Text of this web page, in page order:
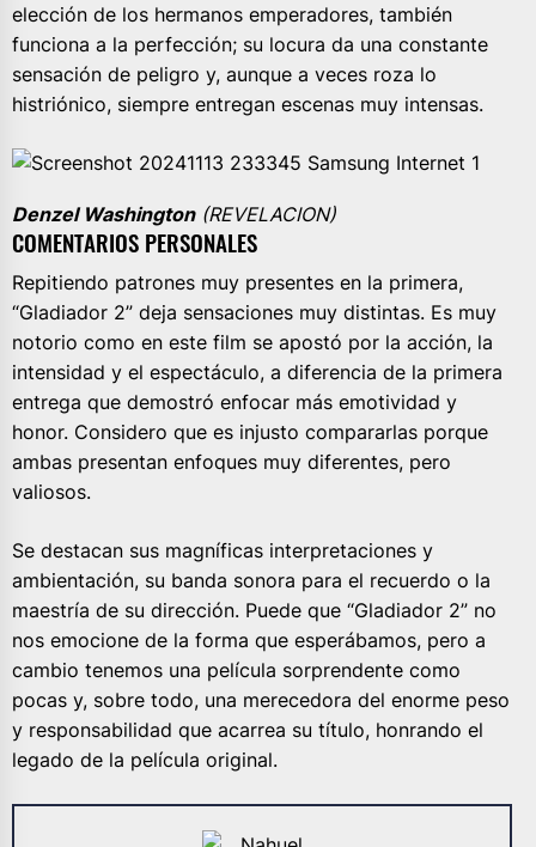
elección de los hermanos emperadores, también
funciona a la perfección; su locura da una constante
sensación de peligro y, aunque a veces roza lo
histriónico, siempre entregan escenas muy intensas.
Denzel Washington (REVELACION)
COMENTARIOS PERSONALES
Repitiendo patrones muy presentes en la primera,
“Gladiador 2” deja sensaciones muy distintas. Es muy
notorio como en este film se apostó por la acción, la
intensidad y el espectáculo, a diferencia de la primera
entrega que demostró enfocar más emotividad y
honor. Considero que es injusto compararlas porque
ambas presentan enfoques muy diferentes, pero
valiosos.
Se destacan sus magníficas interpretaciones y
ambientación, su banda sonora para el recuerdo o la
maestría de su dirección. Puede que “Gladiador 2” no
nos emocione de la forma que esperábamos, pero a
cambio tenemos una película sorprendente como
pocas y, sobre todo, una merecedora del enorme peso
y responsabilidad que acarrea su título, honrando el
legado de la película original.